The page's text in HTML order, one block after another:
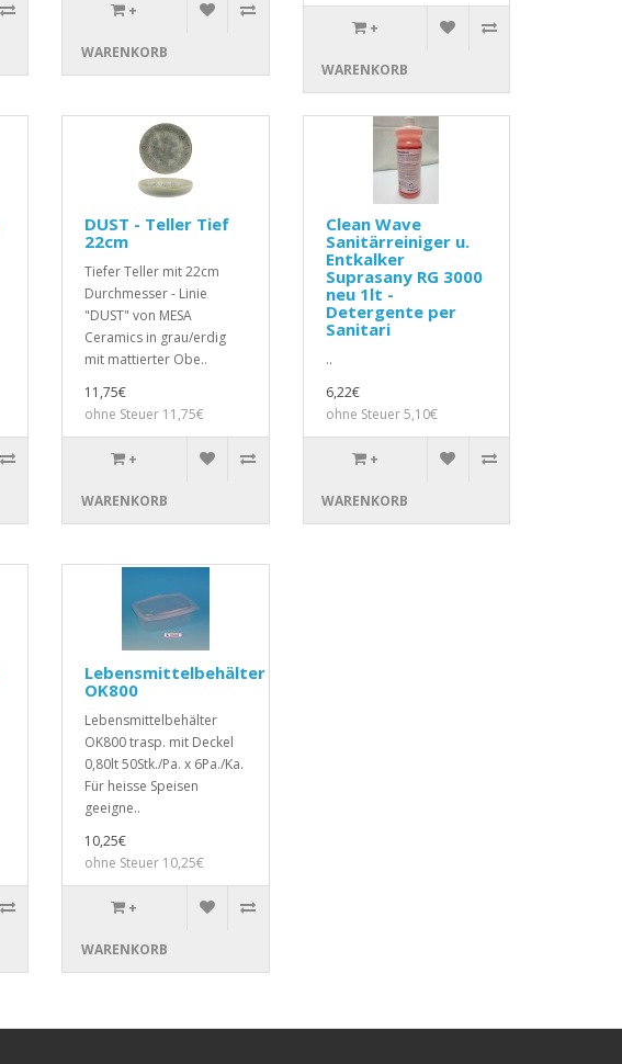
+
WARENKORB
+
WARENKORB
DUST - Teller Tief
22cm
Tiefer Teller mit 22cm
Durchmesser - Linie
"DUST" von MESA
Ceramics in grau/erdig
mit mattierter Obe..
11,75€
ohne Steuer 11,75€
+
WARENKORB
Clean Wave
Sanitärreiniger u.
Entkalker
Suprasany RG 3000
neu 1lt -
Detergente per
Sanitari
..
6,22€
ohne Steuer 5,10€
+
WARENKORB
Lebensmittelbehälter
OK800
Lebensmittelbehälter
OK800 trasp. mit Deckel
0,80lt 50Stk./Pa. x 6Pa./Ka.
Für heisse Speisen
geeigne..
10,25€
ohne Steuer 10,25€
+
WARENKORB